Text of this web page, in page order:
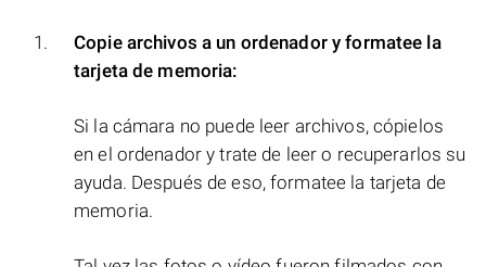
Copie archivos a un ordenador y formatee la
tarjeta de memoria:
Si la cámara no puede leer archivos, cópielos
en el ordenador y trate de leer o recuperarlos su
ayuda. Después de eso, formatee la tarjeta de
memoria.